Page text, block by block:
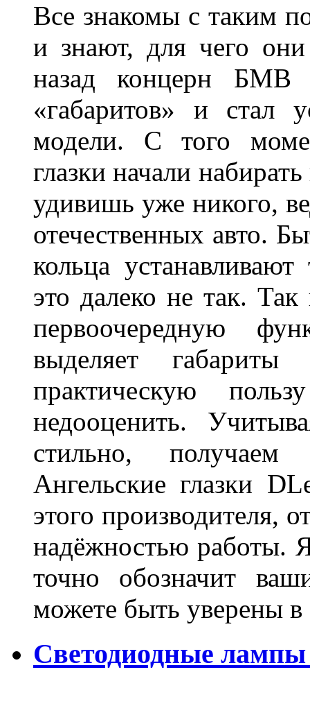
Все знакомы с таким
и знают, для чего
назад концерн БМВ
«габаритов» и стал
модели. С того
глазки начали
удивишь уже никого,
отечественных авто.
кольца
это далеко не так. Так
первоочередную
выделяет
практическую
недооценить.
стильно,
Ангельские глазки
этого производителя,
надёжностью работы.
точно обозначит
можете быть уверены
Светодиодные